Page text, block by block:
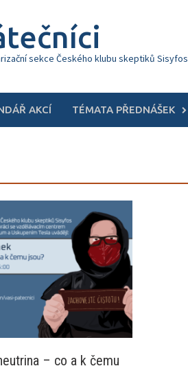
sekce Českého klubu skeptiků Sisyfos
AKCÍ TÉMATA PŘEDNÁŠEK
– co a k čemu